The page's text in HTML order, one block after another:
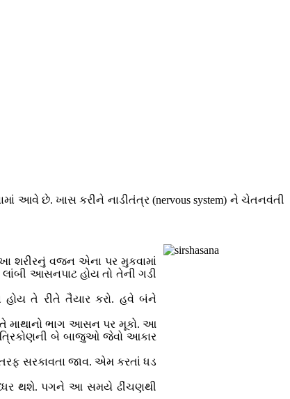
આવે છે. ખાસ કરીને નાડીતંત્ર (nervous system) ને ચેતનવંતી
શરીરનું વજન એના પર મુકવામાં
આસનપાટ હોય તો તેની ગડી
તે રીતે તૈયાર કરો. હવે બંને
માથાનો ભાગ આસન પર મૂકો. આ
બે બાજુઓ જેવો આકાર
સરકાવતા જાવ. એમ કરતાં ધડ
થશે. પગને આ સમયે ઢીંચણથી